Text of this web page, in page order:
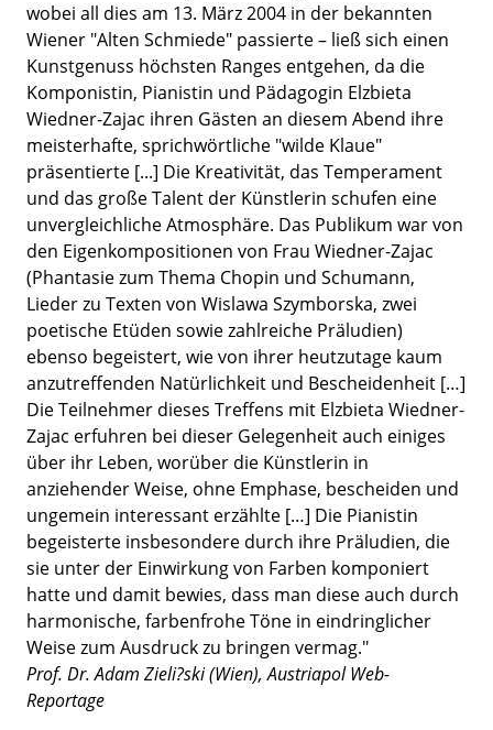
wobei all dies am 13. März 2004 in der bekannten
Wiener "Alten Schmiede" passierte – ließ sich einen
Kunstgenuss höchsten Ranges entgehen, da die
Komponistin, Pianistin und Pädagogin Elzbieta
Wiedner-Zajac ihren Gästen an diesem Abend ihre
meisterhafte, sprichwörtliche "wilde Klaue"
präsentierte [...] Die Kreativität, das Temperament
und das große Talent der Künstlerin schufen eine
unvergleichliche Atmosphäre. Das Publikum war von
den Eigenkompositionen von Frau Wiedner-Zajac
(Phantasie zum Thema Chopin und Schumann,
Lieder zu Texten von Wislawa Szymborska, zwei
poetische Etüden sowie zahlreiche Präludien)
ebenso begeistert, wie von ihrer heutzutage kaum
anzutreffenden Natürlichkeit und Bescheidenheit […]
Die Teilnehmer dieses Treffens mit Elzbieta Wiedner-
Zajac erfuhren bei dieser Gelegenheit auch einiges
über ihr Leben, worüber die Künstlerin in
anziehender Weise, ohne Emphase, bescheiden und
ungemein interessant erzählte […] Die Pianistin
begeisterte insbesondere durch ihre Präludien, die
sie unter der Einwirkung von Farben komponiert
hatte und damit bewies, dass man diese auch durch
harmonische, farbenfrohe Töne in eindringlicher
Weise zum Ausdruck zu bringen vermag."
Prof. Dr. Adam Zieli?ski (Wien), Austriapol Web-
Reportage